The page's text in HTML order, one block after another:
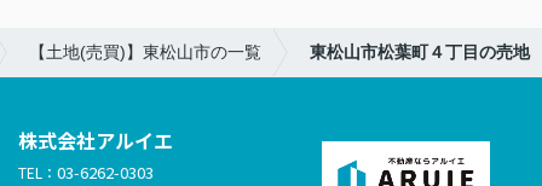
【土地(売買)】東松山市の一覧 東松山市松葉町４丁目の売地
株式会社アルイエ
TEL： 03-6262-0303